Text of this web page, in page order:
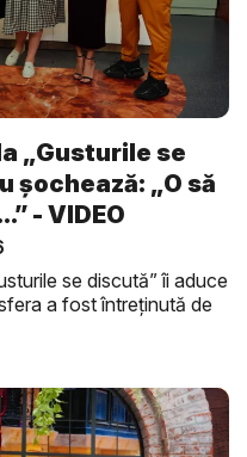
„Gusturile se
șochează: „O să
- VIDEO
se discută” îi aduce
a fost întreținută de